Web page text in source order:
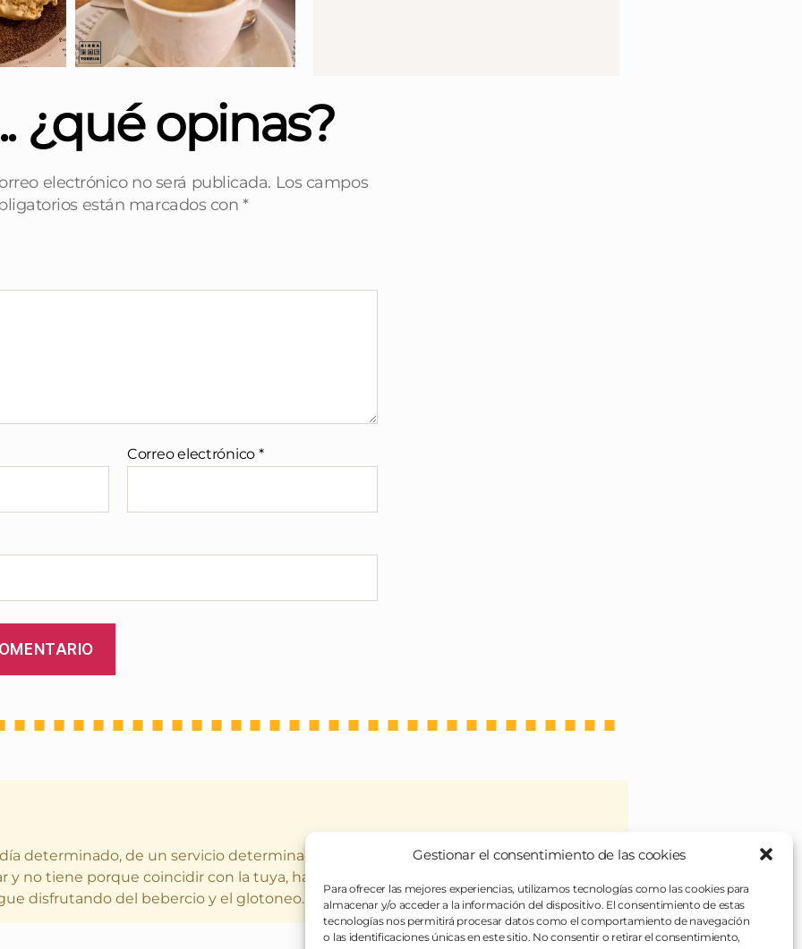
Gestionar el consentimiento de las cookies
Para ofrecer las mejores experiencias, utilizamos tecnologías como las cookies para
almacenar y/o acceder a la información del dispositivo. El consentimiento de estas
tecnologías nos permitirá procesar datos como el comportamiento de navegación
o las identificaciones únicas en este sitio. No consentir o retirar el consentimiento,
¿qué opinas?
electrónico no será publicada. Los campos
están marcados con*
Correo electrónico *
determinado, de un servicio determinado (o varios a veces), de unos platos
no tiene porque coincidir con la tuya, hay gustos diferentes para todo. Si en algo
disfrutando del bebercio y el glotoneo.